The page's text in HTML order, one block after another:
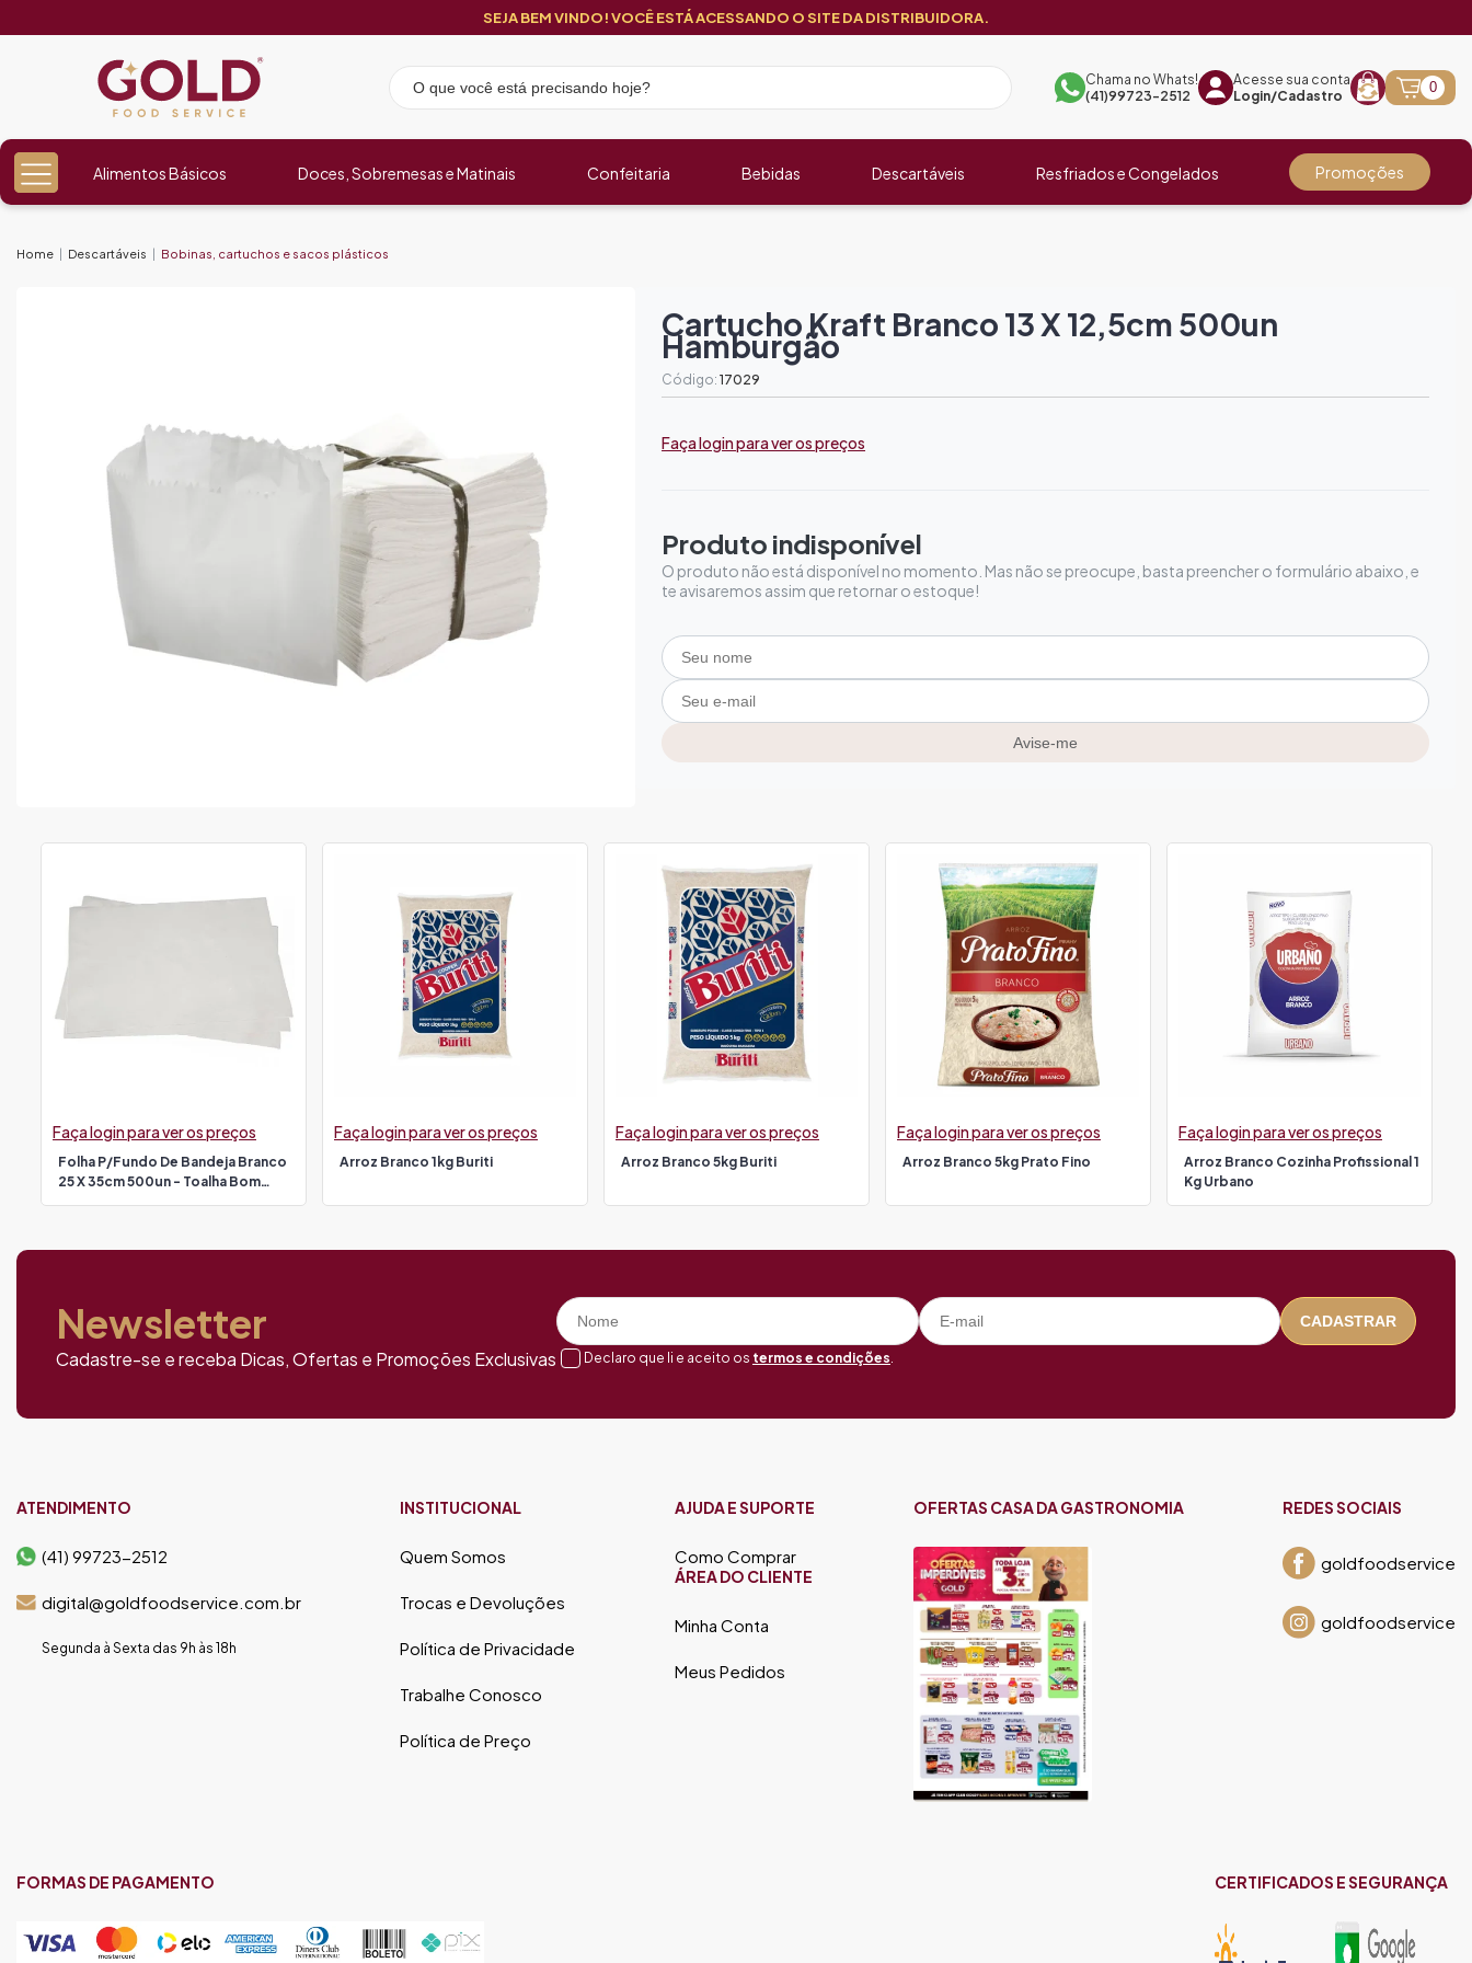
SEJA BEM VINDO! VOCÊ ESTÁ ACESSANDO O SITE DA DISTRIBUIDORA.
Chama no Whats!
(41)99723-2512
Acesse sua conta
Login/Cadastro
0
Alimentos Básicos Doces, Sobremesas e Matinais Confeitaria Bebidas Descartáveis Resfriados e Congelados Promoções
Home Descartáveis Bobinas, cartuchos e sacos plásticos
Cartucho Kraft Branco 13 X 12,5cm 500un
Hamburgão
Código: 17029
Faça login para ver os preços
Produto indisponível
O produto não está disponível no momento. Mas não se preocupe, basta preencher o formulário abaixo, e
te avisaremos assim que retornar o estoque!
Avise-me
Folha P/fundo De Bandeja Branco
25 X 35cm 500un - Toalha Bom
Faça login para ver os preços
Arroz Branco 1kg Buriti
Faça login para ver os preços
Arroz Branco 5kg Buriti
Faça login para ver os preços
Arroz Branco 5kg Prato Fino
Faça login para ver os preços
Arroz Branco Cozinha Profissional 1
Kg Urbano
Faça login para ver os preços
Newsletter
Cadastre-se e receba Dicas, Ofertas e Promoções Exclusivas
CADASTRAR
Declaro que li e aceito os termos e condições.
ATENDIMENTO
(41) 99723-2512
digital@goldfoodservice.com.br
Segunda à Sexta das 9h às 18h
INSTITUCIONAL
Quem Somos
Trocas e Devoluções
Política de Privacidade
Trabalhe Conosco
Política de Preço
AJUDA E SUPORTE
Como Comprar
ÁREA DO CLIENTE
Minha Conta
Meus Pedidos
OFERTAS CASA DA GASTRONOMIA REDES SOCIAIS
goldfoodservice
goldfoodservice
FORMAS DE PAGAMENTO CERTIFICADOS E SEGURANÇA